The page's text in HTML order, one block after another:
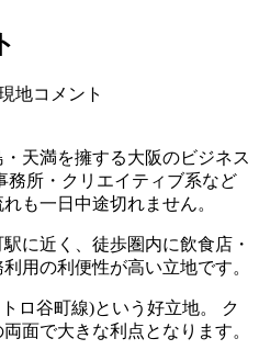
地コメント
天満を擁する大阪のビジネス
務所・クリエイティブ系など
も一日中途切れません。
に近く、徒歩圏内に飲食店・
用の利便性が高い立地です。
ロ谷町線)という好立地。 ク
面で大きな利点となります。